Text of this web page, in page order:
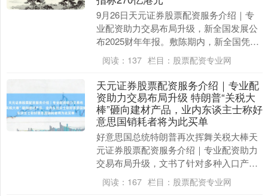
9月26日天元证券股票配资服务介绍｜专
业配资助力交易布局升级，新全国发展公
布2025财年年报。敷陈期内，新全国凭借
清亮的计谋举措与高效的实行力，罢了业
务持重发展....
阅读： 137 栏目： 股票配资专业网
天元证券股票配资服务介绍｜专业配
资助力交易布局升级 特朗普“关税大
棒”砸向建材产品，业内东谈主士称好
意思国销耗者将为此买单
好意思国总统特朗普再次挥舞关税大棒天
元证券股票配资服务介绍｜专业配资助力
交易布局升级，文书了针对多种入口产品
的关税举措，这是其升级专家买卖弥留地
点的最新行径。 ....
阅读： 167 栏目： 股票配资专业网